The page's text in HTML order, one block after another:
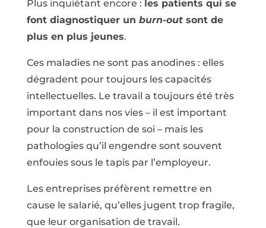
Plus inquiétant encore : les patients qui se
font diagnostiquer un burn-outsont de
plus en plus jeunes.
Ces maladies ne sont pas anodines : elles
dégradent pour toujours les capacités
intellectuelles. Le travail a toujours été très
important dans nos vies – il est important
pour la construction de soi – mais les
pathologies qu’il engendre sont souvent
enfouies sous le tapis par l’employeur.
Les entreprises préfèrent remettre en
cause le salarié, qu’elles jugent trop fragile,
que leur organisation de travail.